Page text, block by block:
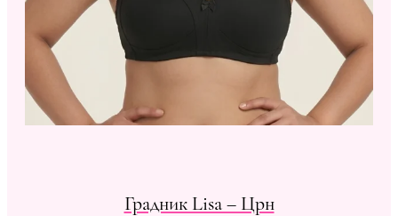
Градник Lisa – Црн